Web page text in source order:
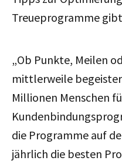
Treueprogramme
„Ob Punkte, Meilen
mittlerweile
Millionen Menschen
die Programme auf
jährlich die besten